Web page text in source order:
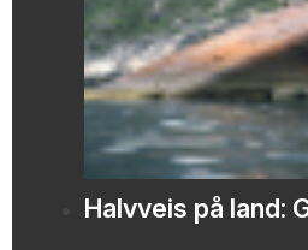
Halvveis på land: